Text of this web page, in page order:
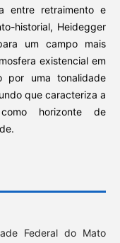
entre retraimento e
historial, Heidegger
um campo mais
existencial em
por uma tonalidade
que caracteriza a
horizonte de
Federal do Mato